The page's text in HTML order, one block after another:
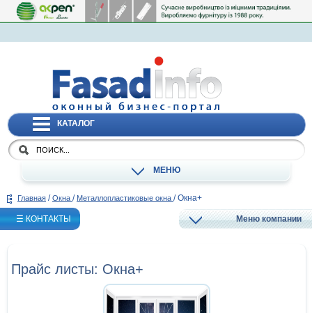
КАТАЛОГ
МЕНЮ
Главная / Окна / Металлопластиковые окна / Окна+
☰ КОНТАКТЫ Меню компании
Прайс листы: Окна+